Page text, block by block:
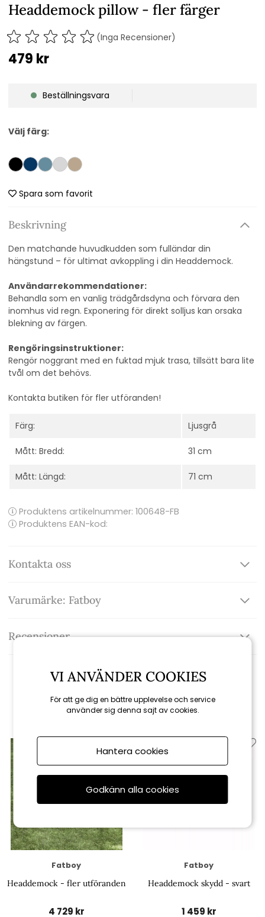
Headdemock pillow - fler färger
(Inga Recensioner)
479 kr
Beställningsvara
Välj färg:
Spara som favorit
Beskrivning
Den matchande huvudkudden som fulländar din
hängstund – för ultimat avkoppling i din Headdemock.
Användarrekommendationer:
Behandla som en vanlig trädgårdsdyna och förvara den
inomhus vid regn. Exponering för direkt solljus kan orsaka
blekning av färgen.
Rengöringsinstruktioner:
Rengör noggrant med en fuktad mjuk trasa, tillsätt bara lite
tvål om det behövs.
Kontakta butiken för fler utföranden!
Färg: Ljusgrå
Mått: Bredd: 31 cm
Mått: Längd: 71 cm
Produktens artikelnummer: 100648-FB
Produktens EAN-kod:
Kontakta oss
Varumärke: Fatboy
Recensioner
Relaterade produkter
Fatboy
Headdemock - fler utföranden
4 729 kr
Fatboy
Headdemock skydd - svart
1 459 kr
VI ANVÄNDER COOKIES
För att ge dig en bättre upplevelse och service
använder sig denna sajt av cookies.
Hantera cookies
Godkänn alla cookies